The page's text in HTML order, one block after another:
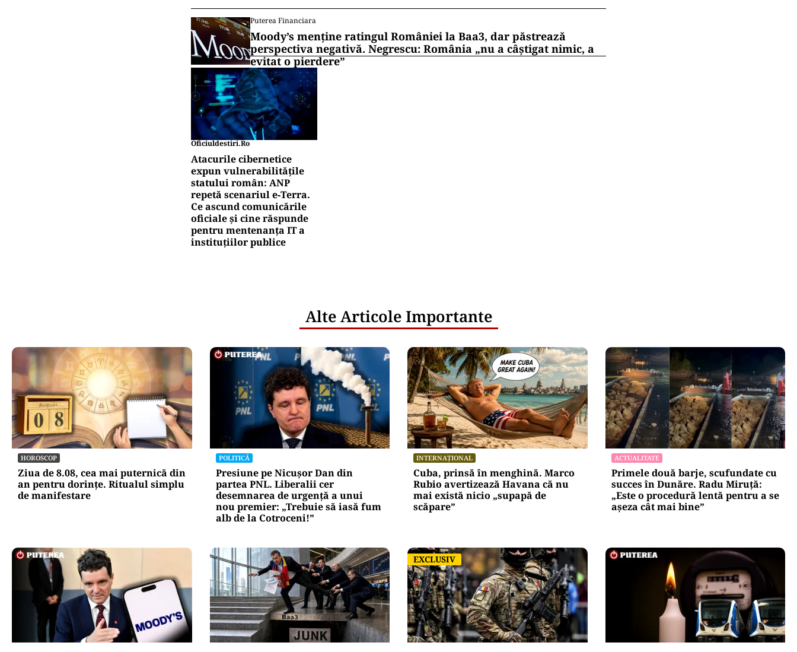
Puterea Financiara
Moody’s menține ratingul României la Baa3, dar păstrează
perspectiva negativă. Negrescu: România „nu a câștigat nimic, a
evitat o pierdere”
Oficiuldestiri.ro
Atacurile cibernetice
expun vulnerabilitățile
statului român: ANP
repetă scenariul e‑Terra.
Ce ascund comunicările
oficiale și cine răspunde
pentru mentenanța IT a
instituțiilor publice
Alte Articole Importante
HOROSCOP
Ziua de 8.08, cea mai puternică din
an pentru dorințe. Ritualul simplu
de manifestare
POLITICĂ
Presiune pe Nicușor Dan din
partea PNL. Liberalii cer
desemnarea de urgență a unui
nou premier: „Trebuie să iasă fum
alb de la Cotroceni!”
INTERNAȚIONAL
Cuba, prinsă în menghină. Marco
Rubio avertizează Havana că nu
mai există nicio „supapă de
scăpare”
ACTUALITATE
Primele două barje, scufundate cu
succes în Dunăre. Radu Miruță:
„Este o procedură lentă pentru a se
așeza cât mai bine”
EXCLUSIV
EXCLUSIV